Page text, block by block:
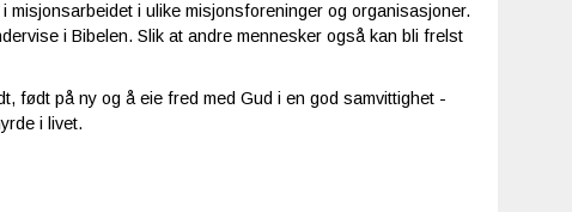
i ulike misjonsforeninger og organisasjoner.
i Bibelen. Slik at andre mennesker også kan bli frelst
født på ny og å eie fred med Gud i en god samvittighet -
i livet.